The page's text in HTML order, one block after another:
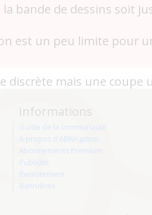
bande de dessins soit
est un peu limite pour
discrète mais une coupe
Informations
Guide de la communauté
A propos d'ABKingdom
Abonnements Premium
Publicité
Recrutement
Bannières